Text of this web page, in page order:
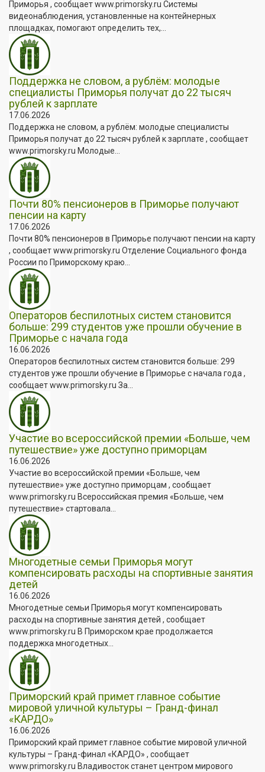
Приморья , сообщает www.primorsky.ru Системы
видеонаблюдения, установленные на контейнерных
площадках, помогают определить тех,...
Поддержка не словом, а рублём: молодые
специалисты Приморья получат до 22 тысяч
рублей к зарплате
17.06.2026
Поддержка не словом, а рублём: молодые специалисты
Приморья получат до 22 тысяч рублей к зарплате , сообщает
www.primorsky.ru Молодые...
Почти 80% пенсионеров в Приморье получают
пенсии на карту
17.06.2026
Почти 80% пенсионеров в Приморье получают пенсии на карту
, сообщает www.primorsky.ru Отделение Социального фонда
России по Приморскому краю...
Операторов беспилотных систем становится
больше: 299 студентов уже прошли обучение в
Приморье с начала года
16.06.2026
Операторов беспилотных систем становится больше: 299
студентов уже прошли обучение в Приморье с начала года ,
сообщает www.primorsky.ru За...
Участие во всероссийской премии «Больше, чем
путешествие» уже доступно приморцам
16.06.2026
Участие во всероссийской премии «Больше, чем
путешествие» уже доступно приморцам , сообщает
www.primorsky.ru Всероссийская премия «Больше, чем
путешествие» стартовала...
Многодетные семьи Приморья могут
компенсировать расходы на спортивные занятия
детей
16.06.2026
Многодетные семьи Приморья могут компенсировать
расходы на спортивные занятия детей , сообщает
www.primorsky.ru В Приморском крае продолжается
поддержка многодетных...
Приморский край примет главное событие
мировой уличной культуры – Гранд-финал
«КАРДО»
16.06.2026
Приморский край примет главное событие мировой уличной
культуры – Гранд-финал «КАРДО» , сообщает
www.primorsky.ru Владивосток станет центром мирового